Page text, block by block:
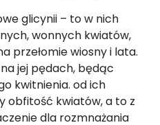
glicynii – to w nich
wonnych kwiatów,
przełomie wiosny i lata.
jej pędach, będąc
kwitnienia. od ich
obfitość kwiatów, a to z
dla rozmnażania